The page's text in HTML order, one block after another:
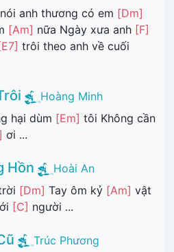
nói anh thương có em [Dm]
[Am] nữa Ngày xưa anh [F]
[E7] trôi theo anh về cuối
Hoàng Minh
hại dùm [Em] tôi Không cần
ơi ...
Hồn
Hoài An
[Dm] Tay ôm kỷ [Am] vật
[C] người ...
Trúc Phương